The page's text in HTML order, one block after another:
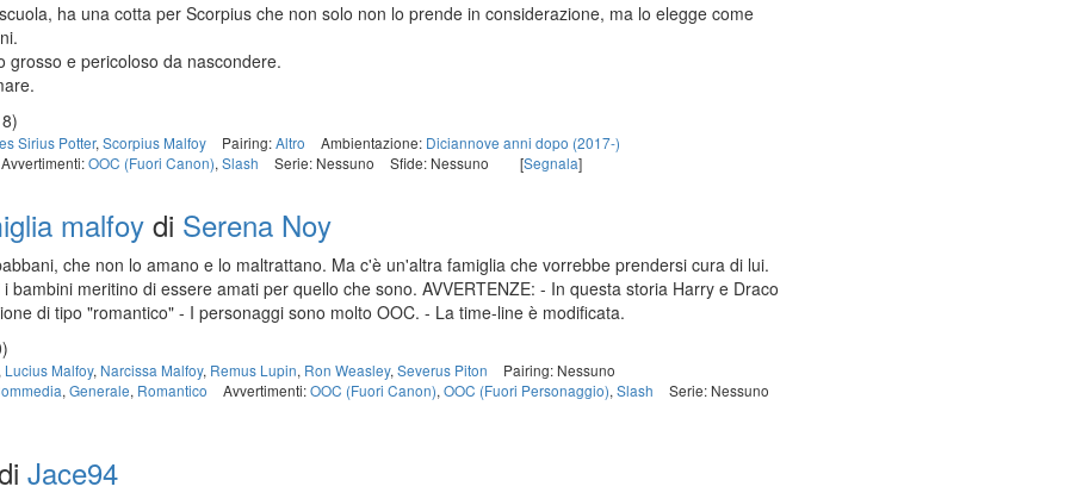
ha una cotta per Scorpius che non solo non lo prende in considerazione, ma lo elegge come
grosso e pericoloso da nascondere.
Sirius Potter, Scorpius Malfoy Pairing:Altro Ambientazione: Diciannove anni dopo (2017-)
Avvertimenti:OOC (Fuori Canon), Slash Serie: Nessuno Sfide: Nessuno [Segnala]
malfoy di Serena Noy
che non lo amano e lo maltrattano. Ma c'è un'altra famiglia che vorrebbe prendersi cura di lui.
bambini meritino di essere amati per quello che sono. AVVERTENZE: - In questa storia Harry e Draco
di tipo "romantico" - I personaggi sono molto OOC. - La time-line è modificata.
Lucius Malfoy, Narcissa Malfoy, Remus Lupin, Ron Weasley, Severus Piton
Pairing: Nessuno
, Generale, Romantico Avvertimenti:OOC (Fuori Canon), OOC (Fuori Personaggio), Slash
Serie: Nessuno
Jace94